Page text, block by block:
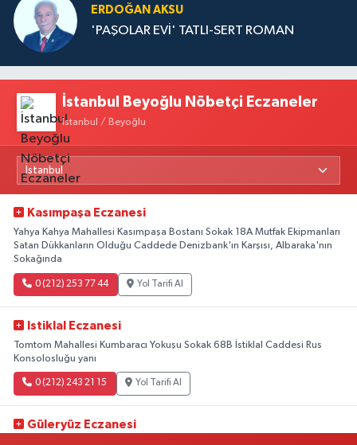
ERDOĞAN AKSU
'PAŞOLAR EVİ' TATLI-SERT ROMAN
İstanbul Beyoğlu Nöbetçi Eczaneler
İstanbul / Beyoğlu
Kasımpaşa Eczanesi
Yahya Kahya Mahallesi Kasımpaşa Bostanı Sokak 18A Mutfak Ekipmanları
Satan Dükkanların Olduğu Caddede Denizbank'ın Karşısı, Albaraka'nın
Sokağında
0 (212) 253 77 44 Yol Tarifi Al
Istiklal Eczanesi
Tomtom Mahallesi Kumbaracı Yokuşu Sokak 68B İstiklal Caddesi Rus
Konsolosluğu yanı
0 (212) 243 21 15 Yol Tarifi Al
Güleryüz Eczanesi